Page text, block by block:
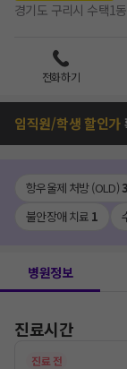
경기도 구리시 수택1동
전화하기
임직원/학생 할인가
항우울제 처방 (OLD)3
불안장애 치료 1
병원정보
진료시간
진료 전